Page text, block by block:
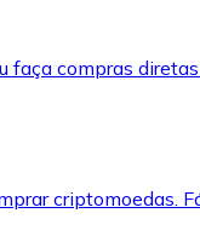
compras
criptomoedas.